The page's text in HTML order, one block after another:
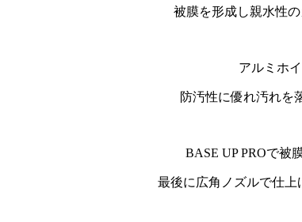
被膜を形成し親水性
アルミホ
防汚性に優れ汚れを
BASE UP PROで被
最後に広角ノズルで仕上